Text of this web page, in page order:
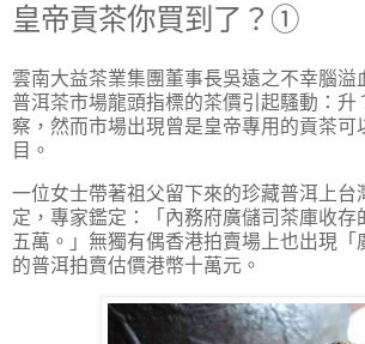
皇帝貢茶你買到了？①
雲南大益茶業集團董事長吳遠之不幸腦溢
普洱茶市場龍頭指標的茶價引起騷動：升
察，然而市場出現曾是皇帝專用的貢茶可
目。
一位女士帶著祖父留下來的珍藏普洱上台
定，專家鑑定：「內務府廣儲司茶庫收存
五萬。」無獨有偶香港拍賣場上也出現「
的普洱拍賣估價港幣十萬元。